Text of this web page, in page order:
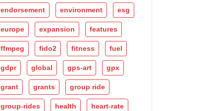
endorsement environment esg
europe expansion features
ffmpeg fido2 fitness fuel
gdpr global gps-art gpx
grant grants group ride
group-rides health heart-rate